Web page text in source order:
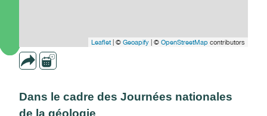
Leaflet| © Geoapify | © OpenStreetMap contributors
Dans le cadre des Journées nationales
de la géologie